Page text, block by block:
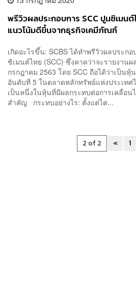
พรีวิวผลประกอบการ SCC ปูนซิเมน
แนวโน้มดีขึ้นจากธุรกิจเคมีภัณฑ์
เกิดอะไรขึ้น: SCBS ได้ทำพรีวิวผลประก
ซิเมนต์ไทย (SCC) ซึ่งคาดว่าจะรายงาน
กรกฎาคม 2563 โดย SCC ถือได้ว่าเป็น
อันดับที่ 5 ในตลาดหลักทรัพย์แห่งประเทศ
เป็นหนึ่งในหุ้นที่มีผลกระทบต่อการเคลื่อน
สำคัญ กระทบอย่างไร: ตั้งแต่ไต...
2 of 2 « 1